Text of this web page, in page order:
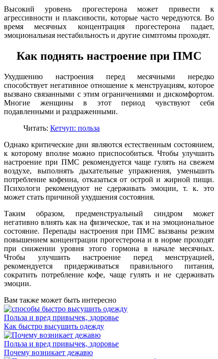
Высокий уровень прогестерона может привести к
агрессивности и плаксивости, которые часто чередуются. Во
время месячных концентрация прогестерона падает,
эмоциональная нестабильность и другие симптомы проходят.
Как поднять настроение при ПМС
Ухудшению настроения перед месячными нередко
способствует негативное отношение к менструациям, которое
вызвано связанными с этим ограничениями и дискомфортом.
Многие женщины в этот период чувствуют себя
подавленными и раздраженными.
Читать: Кетчуп: польза
Однако критические дни являются естественным состоянием,
к которому вполне можно приспособиться. Чтобы улучшить
настроение при ПМС рекомендуется чаще гулять на свежем
воздухе, выполнять дыхательные упражнения, уменьшить
потребление кофеина, отказаться от острой и жирной пищи.
Психологи рекомендуют не сдерживать эмоции, т. к. это
может стать причиной ухудшения состояния.
Таким образом, предменструальный синдром может
негативно влиять как на физическое, так и на эмоциональное
состояние. Перепады настроения при ПМС вызваны резким
повышением концентрации прогестерона и в норме проходят
при снижении уровня этого гормона в начале месячных.
Чтобы улучшить настроение перед менструацией,
рекомендуется придерживаться правильного питания,
сократить потребление кофе, чаще гулять и не сдерживать
эмоции.
Вам также может быть интересно
Польза и вред привычек, здоровье
Как быстро высушить одежду
Польза и вред привычек, здоровье
Почему возникает дежавю